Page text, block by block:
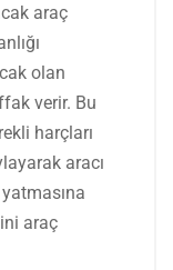
araç
olan
verir. Bu
harçları
aracı
araç